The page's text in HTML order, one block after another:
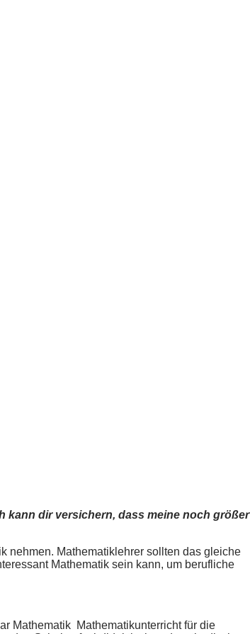
kann dir versichern, dass meine noch größer
nehmen. Mathematiklehrer sollten das gleiche
Mathematik sein kann, um berufliche
Mathematik Mathematikunterricht für die